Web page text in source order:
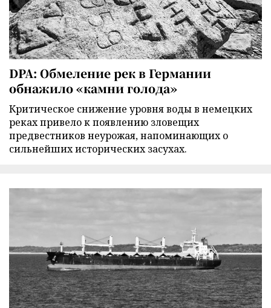
DPA: Обмеление рек в Германии
обнажило «камни голода»
Критическое снижение уровня воды в немецких
реках привело к появлению зловещих
предвестников неурожая, напоминающих о
сильнейших исторических засухах.